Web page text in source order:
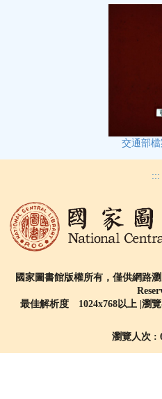
交通部
:::
國家圖書館版權所有，僅供網路
最佳解析度 1024x768以上 |瀏
瀏覽人次 :